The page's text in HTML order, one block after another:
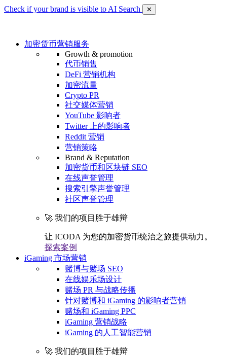
Check if your brand is visible to AI Search ✕
加密货币营销服务
Growth & promotion
代币销售
DeFi 营销机构
加密流量
Crypto PR
社交媒体营销
YouTube 影响者
Twitter 上的影响者
Reddit 营销
营销策略
Brand & Reputation
加密货币和区块链 SEO
在线声誉管理
搜索引擎声誉管理
社区声誉管理
🚀 我们的项目胜于雄辩
让 ICODA 为您的加密货币统治之旅提供动力。
探索案例
iGaming 市场营销
赌博与赌场 SEO
在线娱乐场设计
赌场 PR 与战略传播
针对赌博和 iGaming 的影响者营销
赌场和 iGaming PPC
iGaming 营销战略
iGaming 的人工智能营销
🚀 我们的项目胜于雄辩